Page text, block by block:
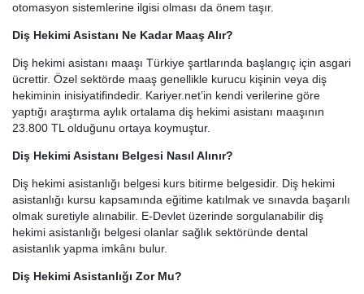
otomasyon sistemlerine ilgisi olması da önem taşır.
Diş Hekimi Asistanı Ne Kadar Maaş Alır?
Diş hekimi asistanı maaşı Türkiye şartlarında başlangıç için asgari
ücrettir. Özel sektörde maaş genellikle kurucu kişinin veya diş
hekiminin inisiyatifindedir. Kariyer.net’in kendi verilerine göre
yaptığı araştırma aylık ortalama diş hekimi asistanı maaşının
23.800 TL olduğunu ortaya koymuştur.
Diş Hekimi Asistanı Belgesi Nasıl Alınır?
Diş hekimi asistanlığı belgesi kurs bitirme belgesidir. Diş hekimi
asistanlığı kursu kapsamında eğitime katılmak ve sınavda başarılı
olmak suretiyle alınabilir. E-Devlet üzerinde sorgulanabilir diş
hekimi asistanlığı belgesi olanlar sağlık sektöründe dental
asistanlık yapma imkânı bulur.
Diş Hekimi Asistanlığı Zor Mu?